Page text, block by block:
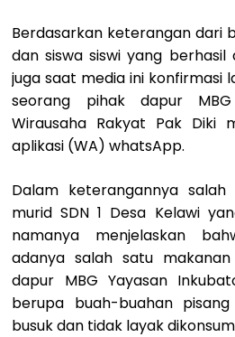
Berdasarkan keterangan dari
dan siswa siswi yang
juga saat media ini konfirmasi
seorang pihak dapur
Wirausaha Rakyat Pak Diki
aplikasi (WA) whatsApp.
Dalam keterangannya
murid SDN 1 Desa Kelawi
namanya menjelaskan
adanya salah satu
dapur MBG Yayasan
berupa buah-buahan
busuk dan tidak layak